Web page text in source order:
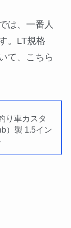
は、一番人
。LT規格
て、こちら
り車カスタ
）製 1.5イン